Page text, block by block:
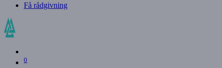
Få rådgivning
0